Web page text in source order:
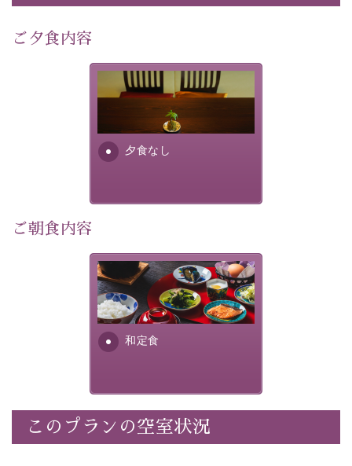
ホタルが織りなす幻想的な光景。昨年は多い日で1日
4,000匹以上のホタルが観測されました。（
像：辰野町）
自然豊かな信州ならではの風情をご体験ください。
宿泊期間：2026年6月13日～21日
【スケジュール】
19：10 お隣の「ホテル紅や」ロビー集合
20：00 ほたる童謡公園到着（60分間の自由時間）
21：00 ほたる童謡公園出発
21：45 「ホテル紅や」到着
【ご予約前にご確認ください】
※本プランはバスの定員に限りがあるため、先着順での
ご案内となります。
※ご予約完了後でも、時間差により満席となる場合がご
ざいます。その際は当館よりご連絡申し上げます。
※催行人数に満たない場合は、催行を見合わせる場合が
※ほたる童謡公園では自由行動となります（ガイドは付
きません）。
※ホタルの発生は自然条件に左右されるため、ご覧いた
だけない場合もございます。
ご夕食内容
夕食なし
夕食なしご夕食を追加される
場合は、二食付きのプランを
お選びくださいませ。
ご朝食内容
和定食
さっぱりとした和食膳に使わ
れる食材は、諏訪の名産品を
ふんだんに取り入れ、安心・
安全を心掛けた長野県産...
このプランの空室状況